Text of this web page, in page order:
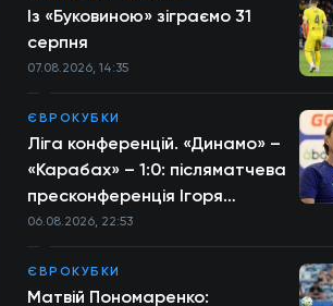
Із «Буковиною» зіграємо 31
серпня
07.08.2026, 14:35
ЄВРОКУБКИ
Ліга конференцій. «Динамо» –
«Карабах» – 1:0: післяматчева
пресконференція Ігоря
Костюка
06.08.2026, 22:53
ЄВРОКУБКИ
Матвій Пономаренко: